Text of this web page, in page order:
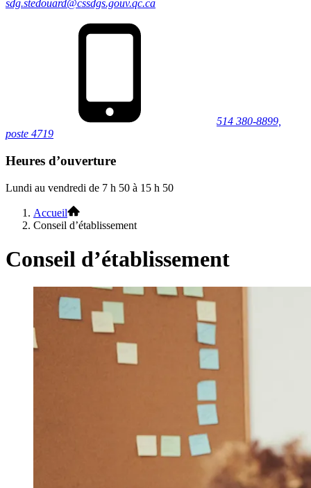
sdg.stedouard@cssdgs.gouv.qc.ca
514 380-8899,
poste 4719
Heures d’ouverture
Lundi au vendredi de 7 h 50 à 15 h 50
Accueil
Conseil d’établissement
Conseil d’établissement